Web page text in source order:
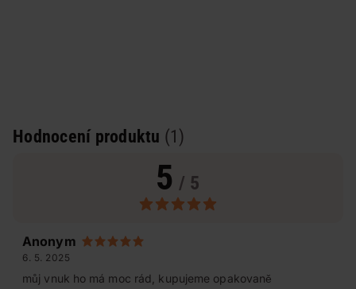
Hodnocení produktu (1)
5 / 5
Anonym
6. 5. 2025
můj vnuk ho má moc rád, kupujeme opakovaně